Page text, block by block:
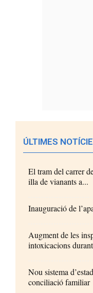
ÚLTIMES
El tram del carrer
illa de vianants a...
Inauguració de
Augment de les
intoxicacions
Nou sistema
conciliació familiar